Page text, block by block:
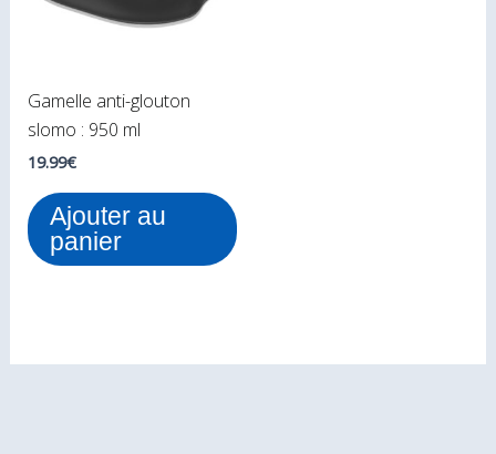
Gamelle anti-glouton
slomo : 950 ml
19.99€
Ajouter au
panier